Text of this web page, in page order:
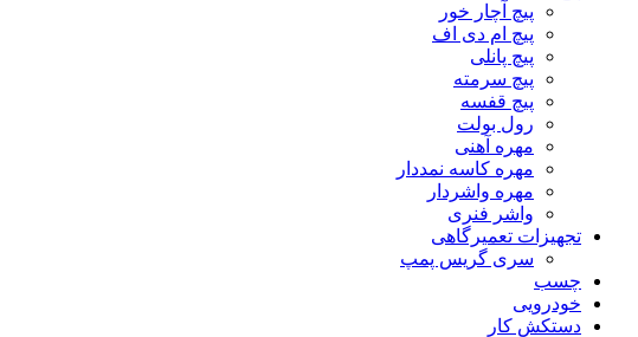
پیچ آچار خور
پیچ ام دی اف
پیچ پانلی
پیچ سرمته
پیچ قفسه
رول بولت
مهره آهنی
مهره کاسه نمددار
مهره واشردار
واشر فنری
تجهیزات تعمیرگاهی
سری گریس پمپ
چسب
خودرویی
دستکش کار